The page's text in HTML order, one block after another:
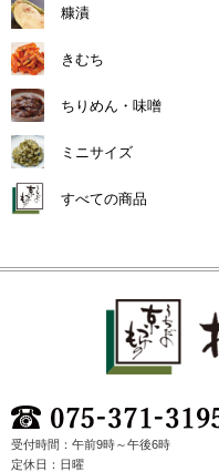
糠漬
きむち
ちりめん・味噌
ミニサイズ
すべての商品
受付時間：午前9時～午後6時
定休日：日曜